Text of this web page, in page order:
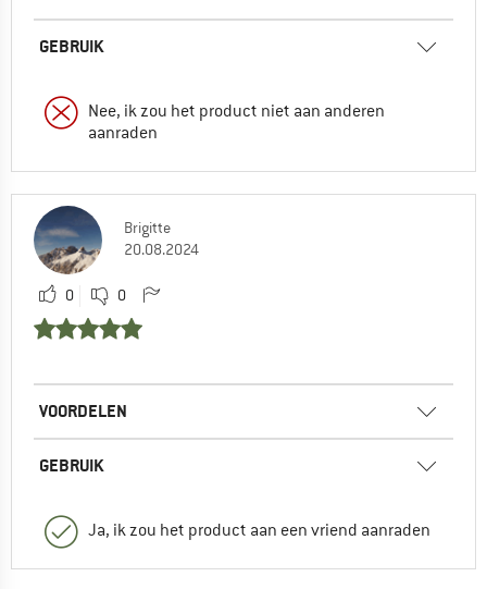
GEBRUIK
Nee, ik zou het product niet aan anderen
aanraden
Brigitte
20.08.2024
0 0
VOORDELEN
GEBRUIK
Ja, ik zou het product aan een vriend aanraden